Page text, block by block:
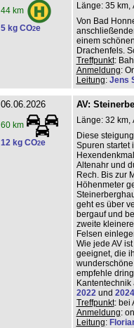
44 km
5 kg CO2e
Länge: 35 km,
Von Bad
einem
Drachenfels.
Treffpunkt:
Anmeldung:
Leitung: Jens
06.06.2026
60 km
12 kg CO2e
AV:
Länge: 32 km,
Diese
Spuren startet
Altenahr und
Rech. Bis zur
Höhenmeter
geht es über
bergauf und
zweite
Felsen
Wie jede AV
geeignet, die
empfehle
2022und 2024
Treffpunkt: bei
Anmeldung:
Leitung: